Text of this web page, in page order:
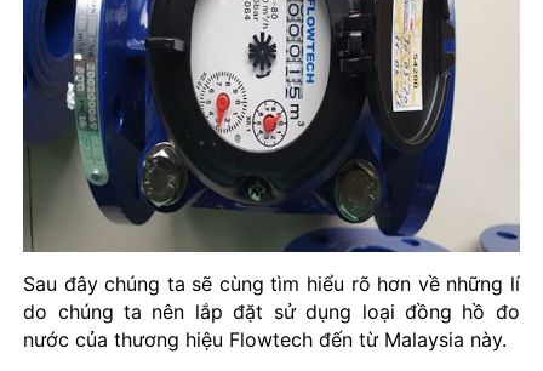
Sau đây chúng ta sẽ cùng tìm hiểu rõ hơn về những lí
do chúng ta nên lắp đặt sử dụng loại đồng hồ đo
nước của thương hiệu Flowtech đến từ Malaysia này.